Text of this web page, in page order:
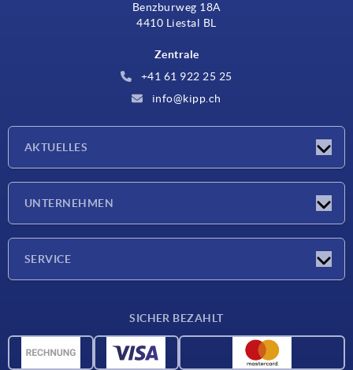
Benzburweg 18A
4410 Liestal BL
Zentrale
+41 61 922 25 25
info@kipp.ch
AKTUELLES
UNTERNEHMEN
SERVICE
CAD-Daten
SICHER BEZAHLT